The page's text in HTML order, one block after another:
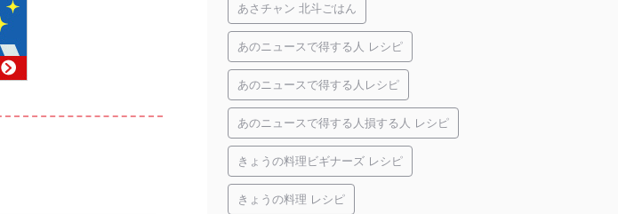
あさチャン 北斗ごはん
あのニュースで得する人 レシピ
あのニュースで得する人レシピ
あのニュースで得する人損する人 レシピ
きょうの料理ビギナーズ レシピ
きょうの料理 レシピ